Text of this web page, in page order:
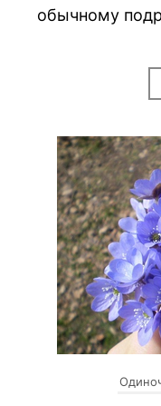
обычному